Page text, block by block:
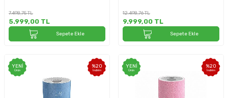
7.498,75TL
5.999,00 TL
Sepete Ekle
12.498,76TL
9.999,00 TL
Sepete Ekle
%20
İndirim
YENI
Ürün
%20
İndirim
YENI
Ürün